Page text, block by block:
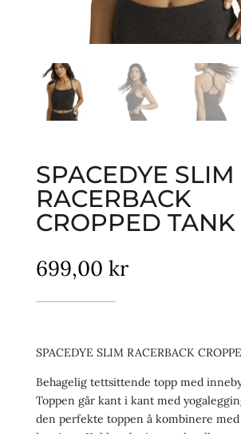
SPACEDYE SLIM
RACERBACK
CROPPED TANK
699,00 kr
SPACEDYE SLIM RACERBACK
Behagelig tettsittende topp med
Toppen går kant i kant med
den perfekte toppen å kombinere med